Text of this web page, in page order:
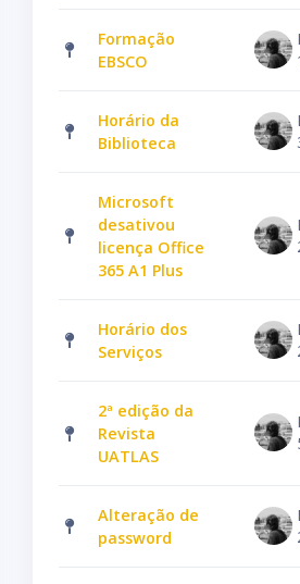
Formação
EBSCO
Horário da
Biblioteca
Microsoft
desativou
licença Office
365 A1 Plus
Horário dos
Serviços
2ª edição da
Revista
UATLAS
Alteração de
password